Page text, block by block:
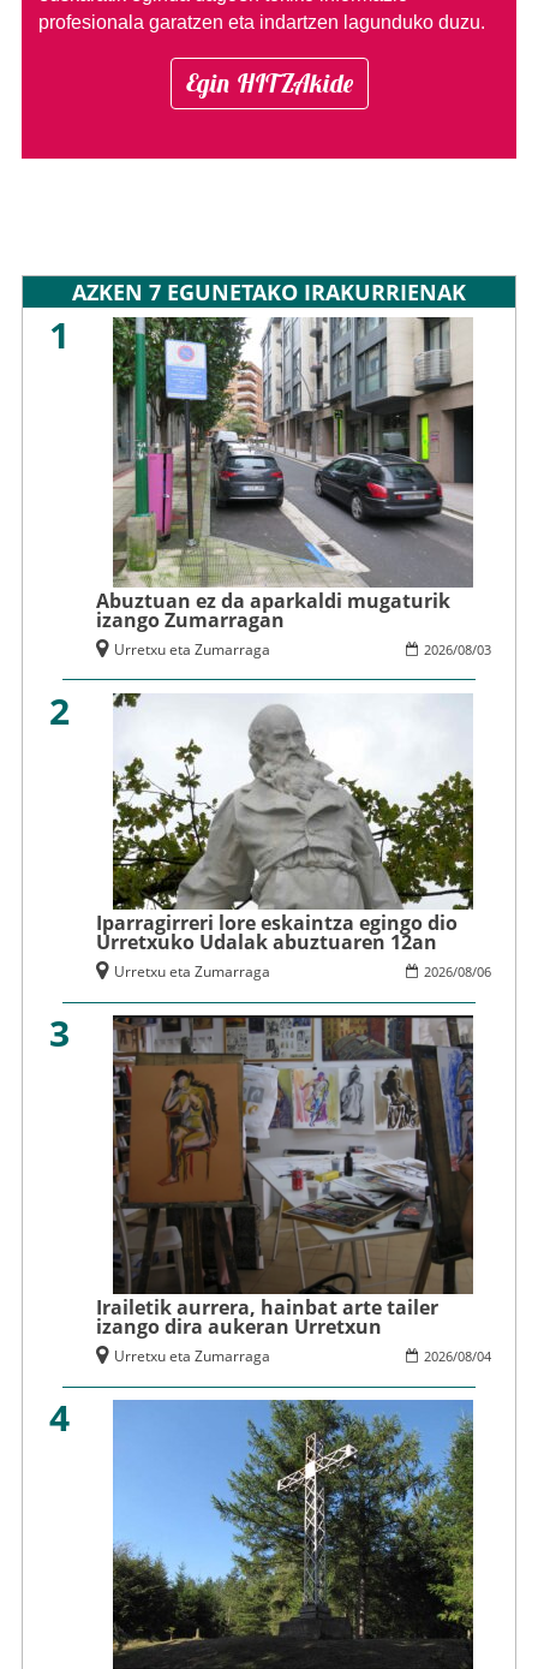
profesionala garatzen eta indartzen lagunduko duzu.
Egin HITZAkide
AZKEN 7 EGUNETAKO IRAKURRIENAK
1
Abuztuan ez da aparkaldi mugaturik
izango Zumarragan
2026/08/03
Urretxu eta Zumarraga
2
Iparragirreri lore eskaintza egingo dio
Urretxuko Udalak abuztuaren 12an
2026/08/06
Urretxu eta Zumarraga
3
Irailetik aurrera, hainbat arte tailer
izango dira aukeran Urretxun
2026/08/04
Urretxu eta Zumarraga
4